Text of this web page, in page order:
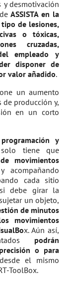
y desmotivación
ASSISTA en la
de lesiones,
o tóxicas,
cruzadas,
empleado y
disponer de
valor añadido.
un aumento
producción y,
en un corto
y
tiene que
movimientos
cada sitio
debe girar la
un objeto,
de minutos
movimientos
x. Aún así,
podrán
o para
desde el mismo
ToolBox.